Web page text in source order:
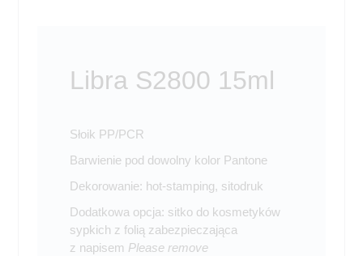
Libra S2800 15ml
Słoik PP/PCR
Barwienie pod dowolny kolor Pantone
Dekorowanie: hot-stamping, sitodruk
Dodatkowa opcja: sitko do kosmetyków
sypkich z folią zabezpieczająca
z napisem Please remove